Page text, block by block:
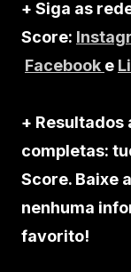
+ Siga as
Score:
Facebook e
+ Resultados
completas:
Score. Baixe
nenhuma
favorito!